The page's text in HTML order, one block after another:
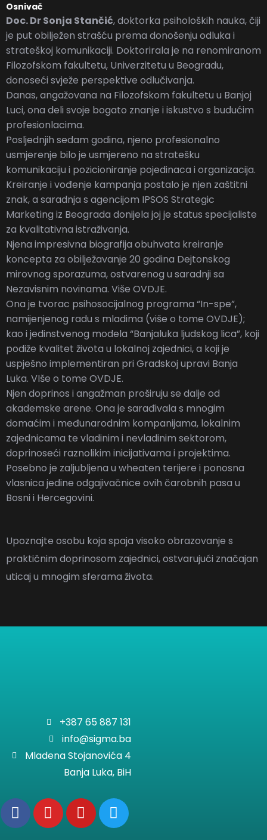
Osnivač
Doc. Dr Sonja Stančić, doktorka psiholoških nauka, čiji
je put obilježen strašću prema donošenju odluka i
strateškoj komunikaciji. Doktorirala je na renomiranom
Filozofskom fakultetu, Univerzitetu u Beogradu,
donoseći svježe perspektive odlučivanja.
Danas, angažovana na Filozofskom fakultetu u Banjoj
Luci, ona deli svoje bogato znanje i iskustvo s budućim
profesionlacima.
Posljednjih sedam godina, njeno profesionalno
usmjerenje bilo je usmjereno na stratešku
komunikaciju i pozicioniranje pojedinaca i organizacija.
Kreiranje i vođenje kampanja postalo je njen zaštitni
znak, a saradnja s agencijom IPSOS Strategic
Marketing iz Beograda donijela joj je status specijaliste
za kvalitativna istraživanja.
Njena impresivna biografija obuhvata kreiranje
koncepta za obilježavanje 20 godina Dejtonskog
mirovnog sporazuma, ostvarenog u saradnji sa
Nezavisnim novinama. Više OVDJE.
Ona je tvorac psihosocijalnog programa “In-spe”,
namijenjenog radu s mladima (više o tome OVDJE);
kao i jedinstvenog modela “Banjaluka ljudskog lica”, koji
podiže kvalitet života u lokalnoj zajednici, a koji je
uspješno implementiran pri Gradskoj upravi Banja
Luka. VIše o tome OVDJE.
Njen doprinos i angažman proširuju se dalje od
akademske arene. Ona je sarađivala s mnogim
domaćim i međunarodnim kompanijama, lokalnim
zajednicama te vladinim i nevladinim sektorom,
doprinoseći raznolikim inicijativama i projektima.
Posebno je zaljubljena u wheaten terijere i ponosna
vlasnica jedine odgajivačnice ovih čarobnih pasa u
Bosni i Hercegovini.
Upoznajte osobu koja spaja visoko obrazovanje s
praktičnim doprinosom zajednici, ostvarujući značajan
uticaj u mnogim sferama života.
+387 65 887 131
info@sigma.ba
Mladena Stojanovića 4
Banja Luka, BiH